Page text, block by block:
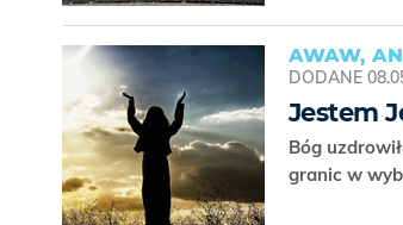
AWAW,
DODANE
Jestem
Bóg
granic w